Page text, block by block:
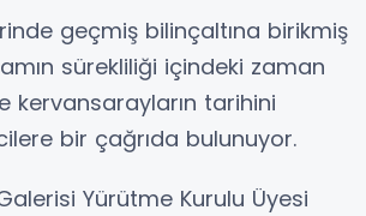
geçmiş bilinçaltına birikmiş
sürekliliği içindeki zaman
kervansarayların tarihini
bir çağrıda bulunuyor.
Yürütme Kurulu Üyesi